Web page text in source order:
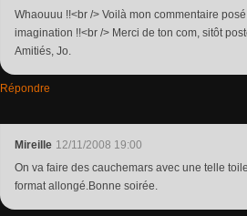
Whaouuu !!<br /> Voilà mon commentaire
imagination !!<br /> Merci de ton com, sitôt
Amitiés, Jo.
Répondre
Mireille 12/11/2008 19:00
On va faire des cauchemars avec une telle
format allongé.Bonne soirée.